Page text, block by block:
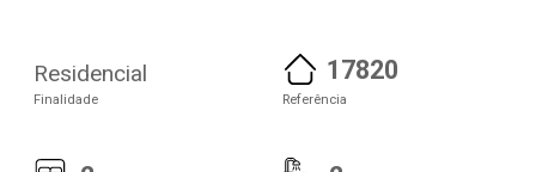
Residencial
Finalidade
17820
Referência